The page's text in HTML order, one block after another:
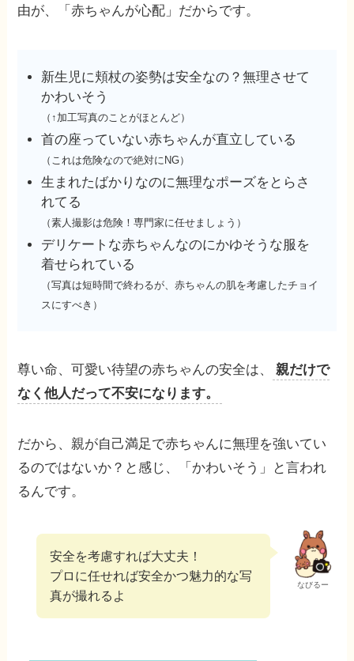
由が、「赤ちゃんが心配」だからです。
新生児に頬杖の姿勢は安全なの？無理させて
かわいそう
（↑加工写真のことがほとんど）
首の座っていない赤ちゃんが直立している
（これは危険なので絶対にNG）
生まれたばかりなのに無理なポーズをとらさ
れてる
（素人撮影は危険！専門家に任せましょう）
デリケートな赤ちゃんなのにかゆそうな服を
着せられている
（写真は短時間で終わるが、赤ちゃんの肌を考慮したチョイ
スにすべき）
尊い命、可愛い待望の赤ちゃんの安全は、
親だけで
なく他人だって不安になります。
だから、親が自己満足で赤ちゃんに無理を強いてい
るのではないか？と感じ、「かわいそう」と言われ
るんです。
なびるー
安全を考慮すれば大丈夫！
プロに任せれば安全かつ魅力的な写
真が撮れるよ